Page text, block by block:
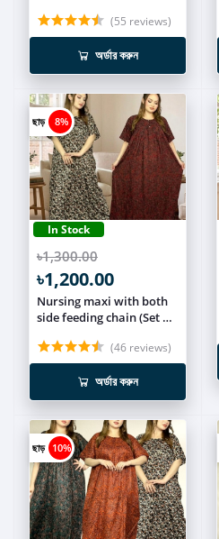
(55 reviews)
অর্ডার করুন
ছাড় 8%
In Stock
৳1,300.00
৳1,200.00
Nursing maxi with both
side feeding chain (Set of
(46 reviews)
অর্ডার করুন
ছাড় 10%